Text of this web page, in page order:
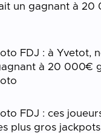
un gagnant à 20
FDJ : à Yvetot,
à 20 000€
FDJ : ces
plus gros